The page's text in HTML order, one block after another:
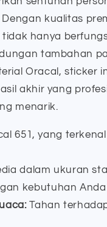
kualitas
tidak hanya
tambahan
Oracal, sticker
akhir yang
menarik.
651, yang
dalam ukuran
kebutuhan Anda
Tahan